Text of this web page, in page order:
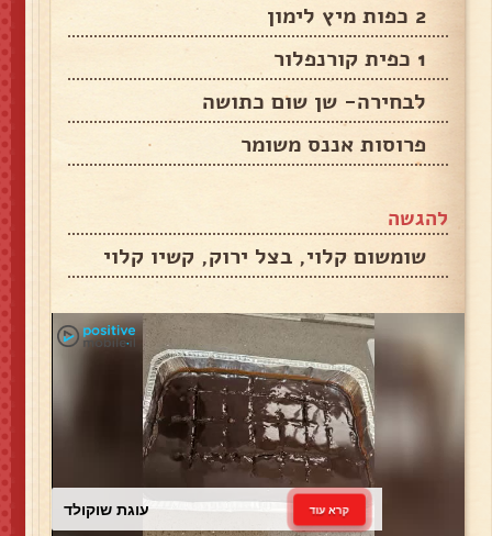
2 כפות מיץ לימון
1 כפית קורנפלור
לבחירה- שן שום כתושה
פרוסות אננס משומר
להגשה
שומשום קלוי, בצל ירוק, קשיו קלוי
עוגת שוקולד קרא עוד